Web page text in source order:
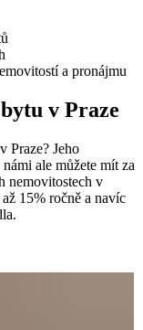
a pronájmu
v Praze
Praze? Jeho
ale můžete mít za
nemovitostech v
15% ročně a navíc